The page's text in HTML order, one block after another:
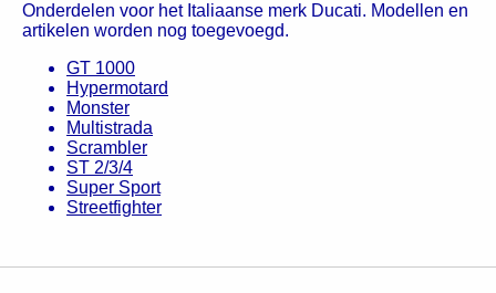
Onderdelen voor het Italiaanse merk Ducati. Modellen en
artikelen worden nog toegevoegd.
GT 1000
Hypermotard
Monster
Multistrada
Scrambler
ST 2/3/4
Super Sport
Streetfighter